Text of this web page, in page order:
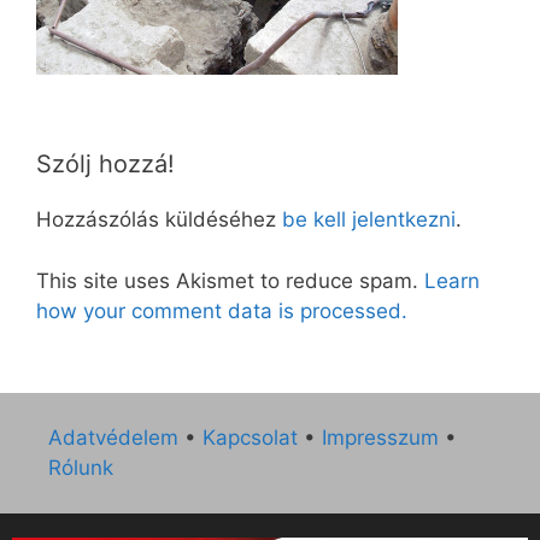
Szólj hozzá!
Hozzászólás küldéséhez be kell jelentkezni.
This site uses Akismet to reduce spam. Learn
how your comment data is processed.
Adatvédelem • Kapcsolat • Impresszum •
Rólunk